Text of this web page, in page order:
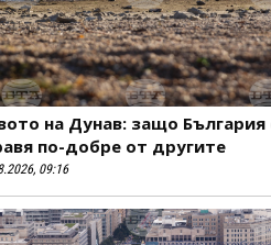
на Дунав: защо България
по-добре от другите
09:16